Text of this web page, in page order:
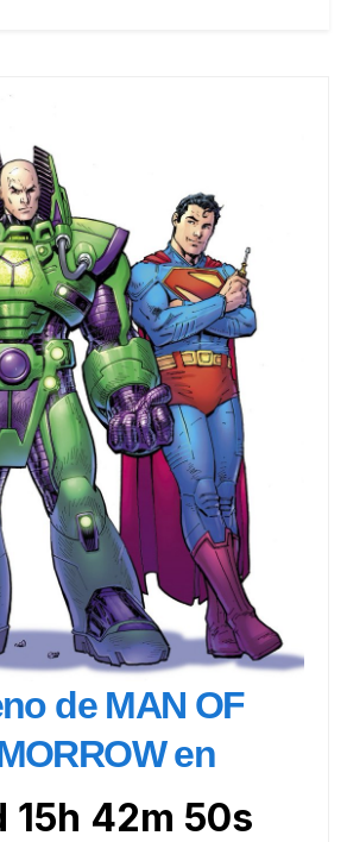
de MAN OF
en
15h 42m 48s